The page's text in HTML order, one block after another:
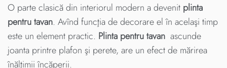
O parte clasică din interiorul modern a devenit plinta
pentru tavan. Avînd funcţia de decorare el în acelaşi timp
este un element practic. Plinta pentru tavan ascunde
joanta printre plafon şi perete, are un efect de mărirea
înălţimii încăperii.